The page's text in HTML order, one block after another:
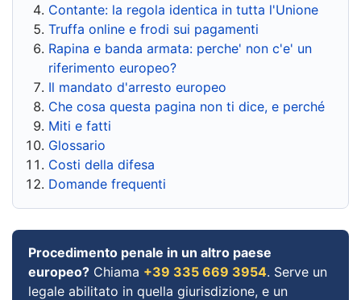
Contante: la regola identica in tutta l'Unione
Truffa online e frodi sui pagamenti
Rapina e banda armata: perche' non c'e' un
riferimento europeo?
Il mandato d'arresto europeo
Che cosa questa pagina non ti dice, e perché
Miti e fatti
Glossario
Costi della difesa
Domande frequenti
Procedimento penale in un altro paese
europeo? Chiama +39 335 669 3954. Serve un
legale abilitato in quella giurisdizione, e un